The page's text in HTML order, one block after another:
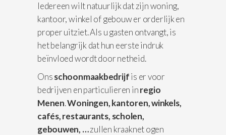
Iedereen wilt natuurlijk dat zijn woning,
kantoor, winkel of gebouw er orderlijk en
proper uitziet. Als u gasten ontvangt, is
het belangrijk dat hun eerste indruk
beïnvloed wordt door netheid.
Onsschoonmaakbedrijfis er voor
bedrijven en particulieren inregio
Menen.Woningen,kantoren, winkels,
cafés, restaurants, scholen,
gebouwen, …zullen kraaknet ogen